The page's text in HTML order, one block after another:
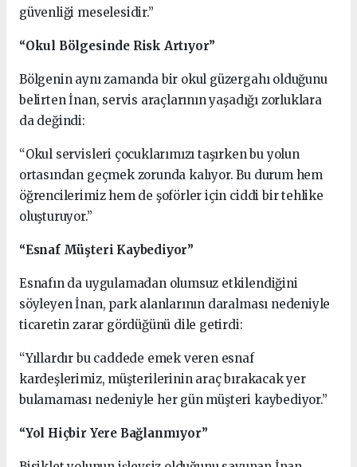
güvenliği meselesidir.”
“Okul Bölgesinde Risk Artıyor”
Bölgenin aynı zamanda bir okul güzergahı olduğunu
belirten İnan, servis araçlarının yaşadığı zorluklara
da değindi:
“Okul servisleri çocuklarımızı taşırken bu yolun
ortasından geçmek zorunda kalıyor. Bu durum hem
öğrencilerimiz hem de şoförler için ciddi bir tehlike
oluşturuyor.”
“Esnaf Müşteri Kaybediyor”
Esnafın da uygulamadan olumsuz etkilendiğini
söyleyen İnan, park alanlarının daralması nedeniyle
ticaretin zarar gördüğünü dile getirdi:
“Yıllardır bu caddede emek veren esnaf
kardeşlerimiz, müşterilerinin araç bırakacak yer
bulamaması nedeniyle her gün müşteri kaybediyor.”
“Yol Hiçbir Yere Bağlanmıyor”